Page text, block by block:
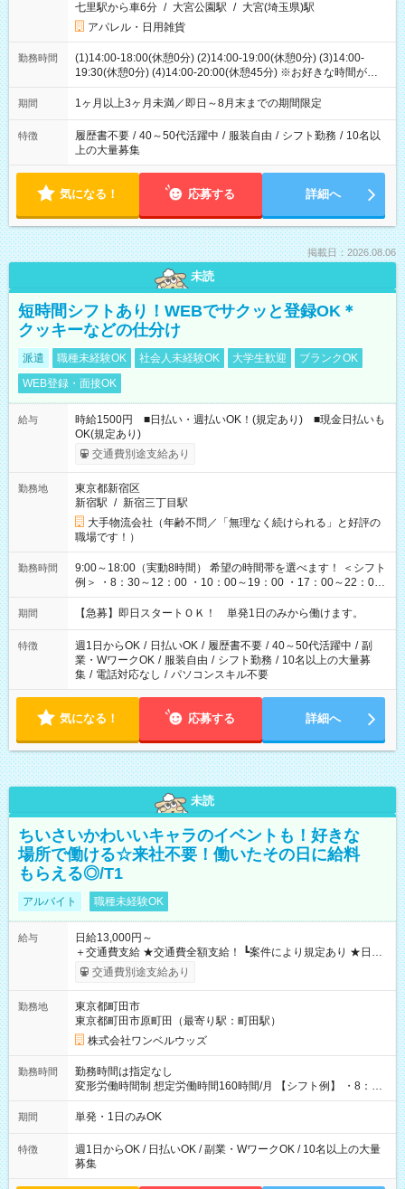
七里駅から車6分 / 大宮公園駅 / 大宮(埼玉県)駅
アパレル・日用雑貨
勤務時間
(1)14:00-18:00(休憩0分) (2)14:00-19:00(休憩0分) (3)14:00-
19:30(休憩0分) (4)14:00-20:00(休憩45分) ※お好きな時間が選べ
ます
期間 1ヶ月以上3ヶ月未満／即日～8月末までの期間限定
特徴 履歴書不要 / 40～50代活躍中 / 服装自由 / シフト勤務 / 10名以
上の大量募集
気になる！ 応募する 詳細へ
掲載日：2026.08.06
未読
短時間シフトあり！WEBでサクッと登録OK＊
クッキーなどの仕分け
派遣 職種未経験OK 社会人未経験OK 大学生歓迎
ブランクOK
WEB登録・面接OK
給与
時給1500円 ■日払い・週払いOK！(規定あり) ■現金日払いも
OK(規定あり)
交通費別途支給あり
勤務地
東京都新宿区
新宿駅 / 新宿三丁目駅
大手物流会社（年齢不問／「無理なく続けられる」と好評の
職場です！）
勤務時間
9:00～18:00（実動8時間） 希望の時間帯を選べます！ ＜シフト
例＞ ・8：30～12：00 ・10：00～19：00 ・17：00～22：00
・13：00～22：00 ・22：00～翌6：00 など
期間 【急募】即日スタートＯＫ！ 単発1日のみから働けます。
特徴 週1日からOK / 日払いOK / 履歴書不要 / 40～50代活躍中 / 副
業・WワークOK / 服装自由 / シフト勤務 / 10名以上の大量募
集 / 電話対応なし / パソコンスキル不要
気になる！ 応募する 詳細へ
未読
ちいさいかわいいキャラのイベントも！好きな
場所で働ける☆来社不要！働いたその日に給料
もらえる◎/T1
アルバイト 職種未経験OK
給与
日給13,000円～
＋交通費支給 ★交通費全額支給！ ┗案件により規定あり ★日払
いOK！（規定あり） ┗働いたその日に現金GET♪ お仕事後はコ
ンビニATMから 日払い分を引き落とせます！ 【試用期間】試
交通費別途支給あり
勤務地
東京都町田市
東京都町田市原町田（最寄り駅：町田駅）
株式会社ワンベルウッズ
勤務時間
勤務時間は指定なし
変形労働時間制 想定労働時間160時間/月 【シフト例】 ・8：00
～21：00
期間 単発・1日のみOK
特徴
週1日からOK / 日払いOK / 副業・WワークOK / 10名以上の大量
募集